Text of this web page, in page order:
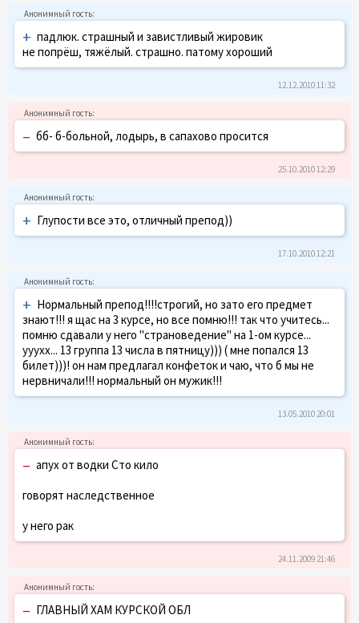
+ падлюк. страшный и завистливый жировик
не попрёш, тяжёлый. страшно. патому хороший
12.12.2010 11:32
– бб- б-больной, лодырь, в сапахово просится
25.10.2010 12:29
+ Глупости все это, отличный препод))
17.10.2010 12:21
+ Нормальный препод!!!!строгий, но зато его предмет
знают!!! я щас на 3 курсе, но все помню!!! так что учитесь...
помню сдавали у него "страноведение" на 1-ом курсе...
ууухх... 13 группа 13 числа в пятницу))) ( мне попался 13
билет)))! он нам предлагал конфеток и чаю, что б мы не
нервничали!!! нормальный он мужик!!!
13.05.2010 20:01
– апух от водки Сто кило
говорят наследственное
у него рак
24.11.2009 21:46
– ГЛАВНЫЙ ХАМ КУРСКОЙ ОБЛ